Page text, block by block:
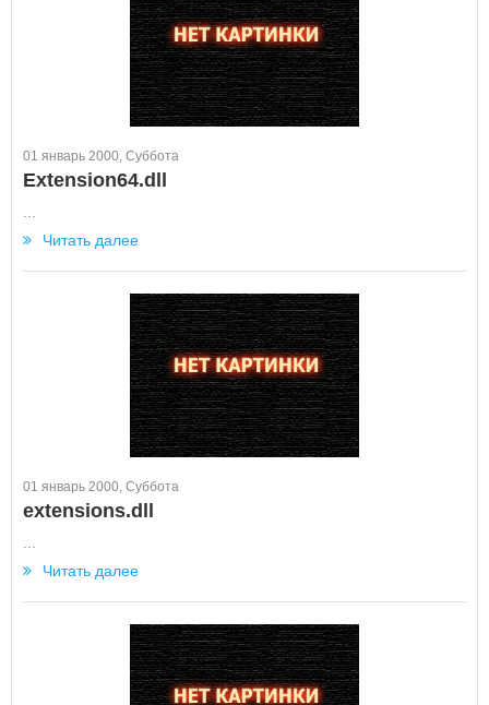
01 январь 2000, Суббота
Extension64.dll
Читать далее
01 январь 2000, Суббота
extensions.dll
Читать далее